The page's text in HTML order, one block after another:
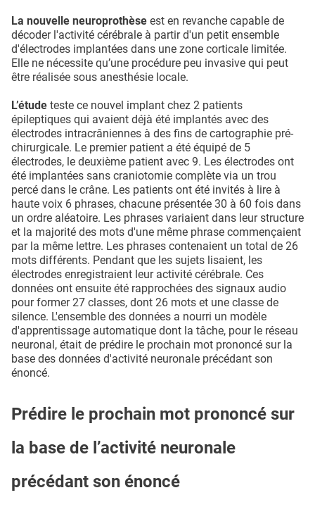
La nouvelle neuroprothèse est en revanche capable de
décoder l'activité cérébrale à partir d'un petit ensemble
d'électrodes implantées dans une zone corticale limitée.
Elle ne nécessite qu’une procédure peu invasive qui peut
être réalisée sous anesthésie locale.
L’étude teste ce nouvel implant chez 2 patients
épileptiques qui avaient déjà été implantés avec des
électrodes intracrâniennes à des fins de cartographie pré-
chirurgicale. Le premier patient a été équipé de 5
électrodes, le deuxième patient avec 9. Les électrodes ont
été implantées sans craniotomie complète via un trou
percé dans le crâne. Les patients ont été invités à lire à
haute voix 6 phrases, chacune présentée 30 à 60 fois dans
un ordre aléatoire. Les phrases variaient dans leur structure
et la majorité des mots d'une même phrase commençaient
par la même lettre. Les phrases contenaient un total de 26
mots différents. Pendant que les sujets lisaient, les
électrodes enregistraient leur activité cérébrale. Ces
données ont ensuite été rapprochées des signaux audio
pour former 27 classes, dont 26 mots et une classe de
silence. L'ensemble des données a nourri un modèle
d'apprentissage automatique dont la tâche, pour le réseau
neuronal, était de prédire le prochain mot prononcé sur la
base des données d'activité neuronale précédant son
énoncé.
Prédire le prochain mot prononcé sur
la base de l’activité neuronale
précédant son énoncé